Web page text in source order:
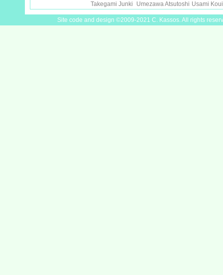
Takegami Junki Umezawa Atsutoshi Usami
Site code and design ©2009-2021 C. Kassos. All rights